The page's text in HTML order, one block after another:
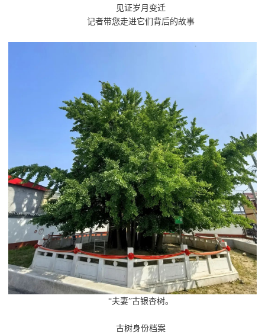
见证岁月变迁
记者带您走进它们背后的故事
“夫妻”古银杏树。
古树身份档案